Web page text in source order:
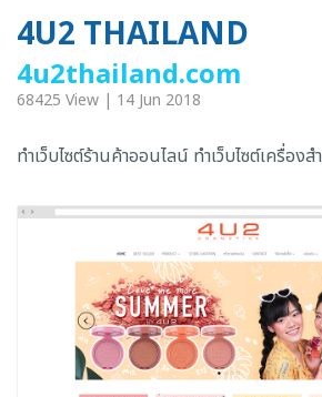
4U2 THAILAND
4u2thailand.com
68425 View | 14 Jun 2018
ทำเว็บไซต์ร้านค้าออนไลน์ ทำเว็บไซต์เครื่องส